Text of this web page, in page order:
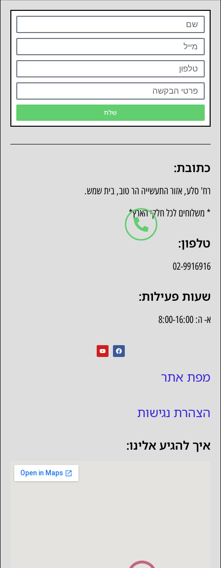
שלח
כתובת:
רח' סלע, אזור התעשייה הר טוב, בית שמש.
* משלוחים לכל חלקי הארץ*
טלפון:
02-9916916
שעות פעילות:
א- ה: 8:00-16:00
מפת אתר
הצהרת נגישות
איך להגיע אלינו: